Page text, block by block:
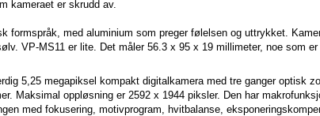
kameraet er skrudd av.
formspråk, med aluminium som preger følelsen og uttrykket.
VP-MS11 er lite. Det måler 56.3 x 95 x 19 millimeter, noe som
5,25 megapiksel kompakt digitalkamera med tre ganger optisk
Maksimal oppløsning er 2592 x 1944 piksler. Den har
med fokusering, motivprogram, hvitbalanse,